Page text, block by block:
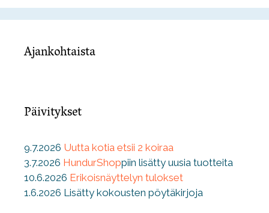
Ajankohtaista
Päivitykset
9.7.2026 Uutta kotia etsii 2 koiraa
3.7.2026 HundurShoppiin lisätty uusia tuotteita
10.6.2026 Erikoisnäyttelyn tulokset
1.6.2026 Lisätty kokousten pöytäkirjoja